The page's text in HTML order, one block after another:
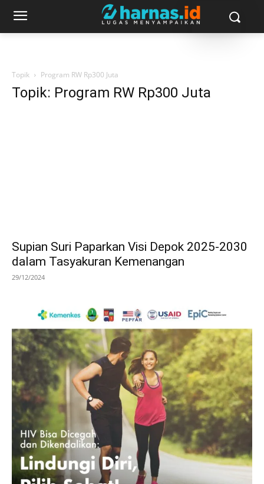
Topik Program RW Rp300 Juta
Topik: Program RW Rp300 Juta
Supian Suri Paparkan Visi Depok 2025-2030
dalam Tasyakuran Kemenangan
29/12/2024